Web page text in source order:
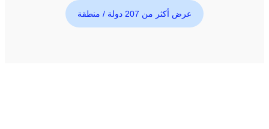
عرض أكثر من 207 دولة / منطقة